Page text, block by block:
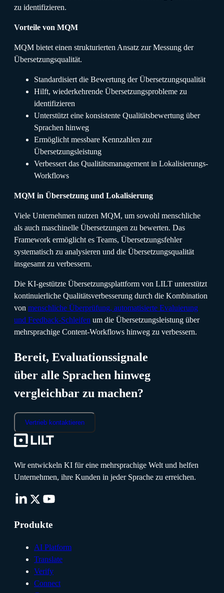
zu identifizieren.
Vorteile von MQM
MQM bietet einen strukturierten Ansatz zur Messung der
Übersetzungsqualität.
Standardisiert die Bewertung der Übersetzungsqualität
Hilft, wiederkehrende Übersetzungsprobleme zu
identifizieren
Unterstützt eine konsistente Qualitätsbewertung über
Sprachen hinweg
Ermöglicht messbare Kennzahlen zur
Übersetzungsleistung
Verbessert das Qualitätsmanagement in Lokalisierungs-
Workflows
MQM in Übersetzung und Lokalisierung
Viele Unternehmen nutzen MQM, um sowohl menschliche
als auch maschinelle Übersetzungen zu bewerten. Das
Framework ermöglicht es Teams, Übersetzungsfehler
systematisch zu analysieren und die Übersetzungsqualität
insgesamt zu verbessern.
Die KI-gestützte Übersetzungsplattform von LILT unterstützt
kontinuierliche Qualitätsverbesserung durch die Kombination
von menschliche Überprüfung, automatisierte Evaluierung
und Feedback-Schleifen um die Übersetzungsleistung über
mehrsprachige Content-Workflows hinweg zu verbessern.
Bereit, Evaluationssignale
über alle Sprachen hinweg
vergleichbar zu machen?
Vertrieb kontaktieren
Wir entwickeln KI für eine mehrsprachige Welt und helfen
Unternehmen, ihre Kunden in jeder Sprache zu erreichen.
Produkte
AI Platform
Translate
Verify
Connect